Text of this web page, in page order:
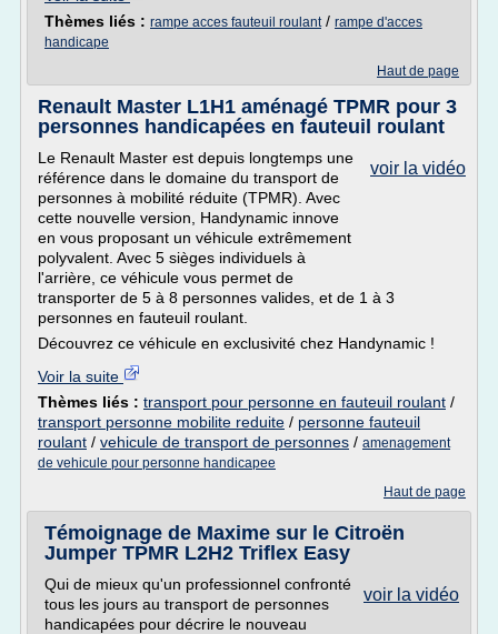
Thèmes liés : rampe acces fauteuil roulant/ rampe d'acces
handicape
Haut de page
Renault Master L1H1 aménagé TPMR pour 3
personnes handicapées en fauteuil roulant
voir la vidéo
Le Renault Master est depuis longtemps une
référence dans le domaine du transport de
personnes à mobilité réduite (TPMR). Avec
cette nouvelle version, Handynamic innove
en vous proposant un véhicule extrêmement
polyvalent. Avec 5 sièges individuels à
l'arrière, ce véhicule vous permet de
transporter de 5 à 8 personnes valides, et de 1 à 3
personnes en fauteuil roulant.
Découvrez ce véhicule en exclusivité chez Handynamic !
Voir la suite
Thèmes liés : transport pour personne en fauteuil roulant /
transport personne mobilite reduite / personne fauteuil
roulant / vehicule de transport de personnes / amenagement
de vehicule pour personne handicapee
Haut de page
Témoignage de Maxime sur le Citroën
Jumper TPMR L2H2 Triflex Easy
voir la vidéo
Qui de mieux qu'un professionnel confronté
tous les jours au transport de personnes
handicapées pour décrire le nouveau